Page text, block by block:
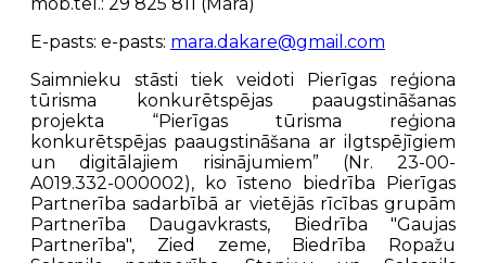
E-pasts: e-pasts: mara.dakare@gmail.com
Saimnieku stāsti tiek veidoti Pierīgas reģiona
tūrisma konkurētspējas paaugstināšanas
projekta “Pierīgas tūrisma reģiona
konkurētspējas paaugstināšana ar ilgtspējīgiem
un digitālajiem risinājumiem” (Nr. 23-00-
A019.332-000002), ko īsteno biedrība Pierīgas
Partnerība sadarbībā ar vietējās rīcības grupām
Partnerība Daugavkrasts, Biedrība "Gaujas
Partnerība", Zied zeme, Biedrība Ropažu